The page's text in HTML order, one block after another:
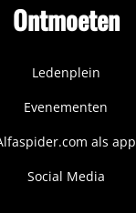
Ontmoeten
Ledenplein
Evenementen
als app
Social Media